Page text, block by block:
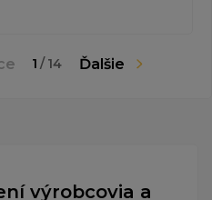
1 / 14 Ďalšie
výrobcovia a